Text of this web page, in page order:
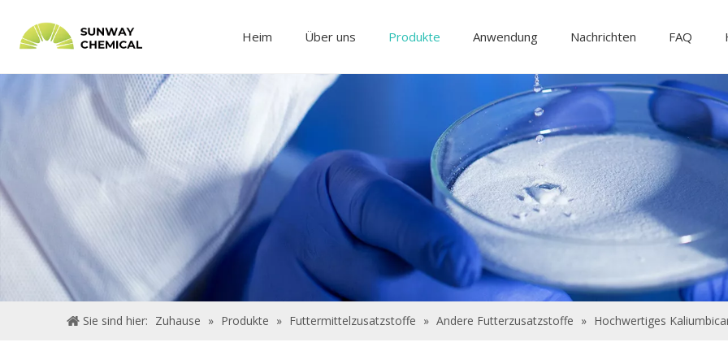
Heim Über uns Produkte Anwendung Nachrichten FAQ
Sie sind hier: Zuhause » Produkte » Futtermittelzusatzstoffe » Andere Futterzusatzstoffe » Hochwertiges